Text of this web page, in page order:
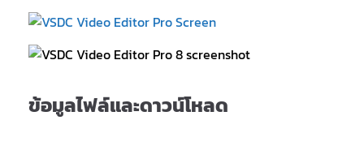
ข้อมูลไฟล์และดาวน์โหลด